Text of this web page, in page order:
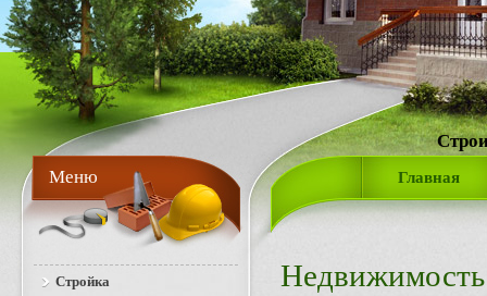
Главная
Недвижимость
Меню
Стройка